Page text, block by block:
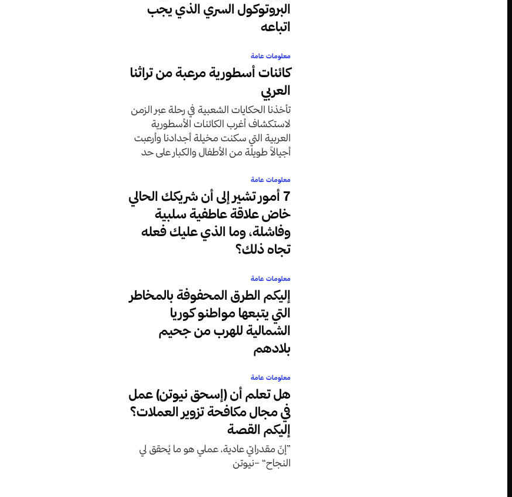
البروتوكول السري الذي يجب
اتباعه
معلومات عامة
كائنات أسطورية مرعبة من تراثنا
العربي
تأخذنا الحكايات الشعبية في رحلة عبر الزمن
لاستكشاف أغرب الكائنات الأسطورية
العربية التي سكنت مخيلة أجدادنا وأرعبت
أجيالاً طويلة من الأطفال والكبار على حد
معلومات عامة
7 أمور تشير إلى أن شريكك الحالي
خاض علاقة عاطفية سلبية
وفاشلة، وما الذي عليك فعله
تجاه ذلك؟
معلومات عامة
إليكم الطرق المحفوفة بالمخاطر
التي يتبعها مواطنو كوريا
الشمالية للهرب من جحيم
بلادهم
معلومات عامة
هل تعلم أن (إسحق نيوتن) عمل
في مجال مكافحة تزوير العملات؟
إليكم القصة
”إنّ مقدراتي عادية، عملي هو ما يُحقق لي
النجاح“ –نيوتن